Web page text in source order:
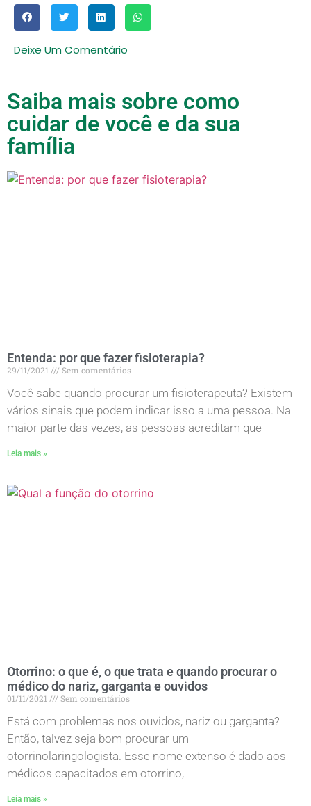
Deixe Um Comentário
Saiba mais sobre como
cuidar de você e da sua
família
Entenda: por que fazer fisioterapia?
29/11/2021 Sem comentários
Você sabe quando procurar um fisioterapeuta? Existem
vários sinais que podem indicar isso a uma pessoa. Na
maior parte das vezes, as pessoas acreditam que
Leia mais »
Otorrino: o que é, o que trata e quando procurar o
médico do nariz, garganta e ouvidos
01/11/2021 Sem comentários
Está com problemas nos ouvidos, nariz ou garganta?
Então, talvez seja bom procurar um
otorrinolaringologista. Esse nome extenso é dado aos
médicos capacitados em otorrino,
Leia mais »